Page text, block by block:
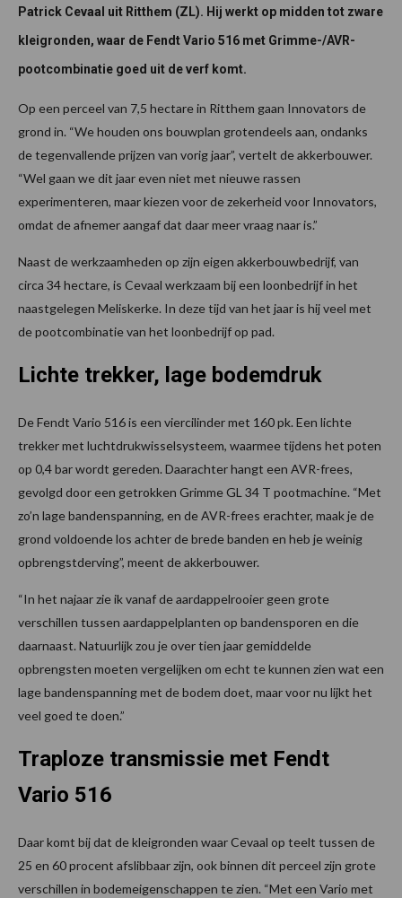
Patrick Cevaal uit Ritthem (ZL). Hij werkt op midden tot zware
kleigronden, waar de Fendt Vario 516 met Grimme-/AVR-
pootcombinatie goed uit de verf komt.
Op een perceel van 7,5 hectare in Ritthem gaan Innovators de
grond in. “We houden ons bouwplan grotendeels aan, ondanks
de tegenvallende prijzen van vorig jaar”, vertelt de akkerbouwer.
“Wel gaan we dit jaar even niet met nieuwe rassen
experimenteren, maar kiezen voor de zekerheid voor Innovators,
omdat de afnemer aangaf dat daar meer vraag naar is.”
Naast de werkzaamheden op zijn eigen akkerbouwbedrijf, van
circa 34 hectare, is Cevaal werkzaam bij een loonbedrijf in het
naastgelegen Meliskerke. In deze tijd van het jaar is hij veel met
de pootcombinatie van het loonbedrijf op pad.
Lichte trekker, lage bodemdruk
De Fendt Vario 516 is een viercilinder met 160 pk. Een lichte
trekker met luchtdrukwisselsysteem, waarmee tijdens het poten
op 0,4 bar wordt gereden. Daarachter hangt een AVR-frees,
gevolgd door een getrokken Grimme GL 34 T pootmachine. “Met
zo’n lage bandenspanning, en de AVR-frees erachter, maak je de
grond voldoende los achter de brede banden en heb je weinig
opbrengstderving”, meent de akkerbouwer.
“In het najaar zie ik vanaf de aardappelrooier geen grote
verschillen tussen aardappelplanten op bandensporen en die
daarnaast. Natuurlijk zou je over tien jaar gemiddelde
opbrengsten moeten vergelijken om echt te kunnen zien wat een
lage bandenspanning met de bodem doet, maar voor nu lijkt het
veel goed te doen.”
Traploze transmissie met Fendt
Vario 516
Daar komt bij dat de kleigronden waar Cevaal op teelt tussen de
25 en 60 procent afslibbaar zijn, ook binnen dit perceel zijn grote
verschillen in bodemeigenschappen te zien. “Met een Vario met